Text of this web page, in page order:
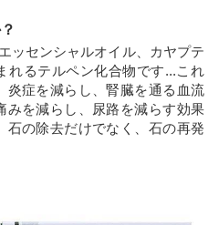
ッセンシャルオイル、カヤプテ
れるテルペン化合物です...これ
炎症を減らし、腎臓を通る血流
みを減らし、尿路を減らす効果
石の除去だけでなく、石の再発